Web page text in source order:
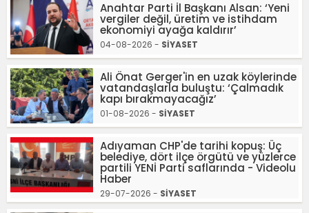
Anahtar Parti İl Başkanı Alsan: ‘Yeni
vergiler değil, üretim ve istihdam
ekonomiyi ayağa kaldırır’
04-08-2026 - SİYASET
Ali Önat Gerger'in en uzak köylerinde
vatandaşlarla buluştu: ‘Çalmadık
kapı bırakmayacağız’
01-08-2026 - SİYASET
Adıyaman CHP'de tarihi kopuş: Üç
belediye, dört ilçe örgütü ve yüzlerce
partili YENİ Parti saflarında - Videolu
Haber
29-07-2026 - SİYASET